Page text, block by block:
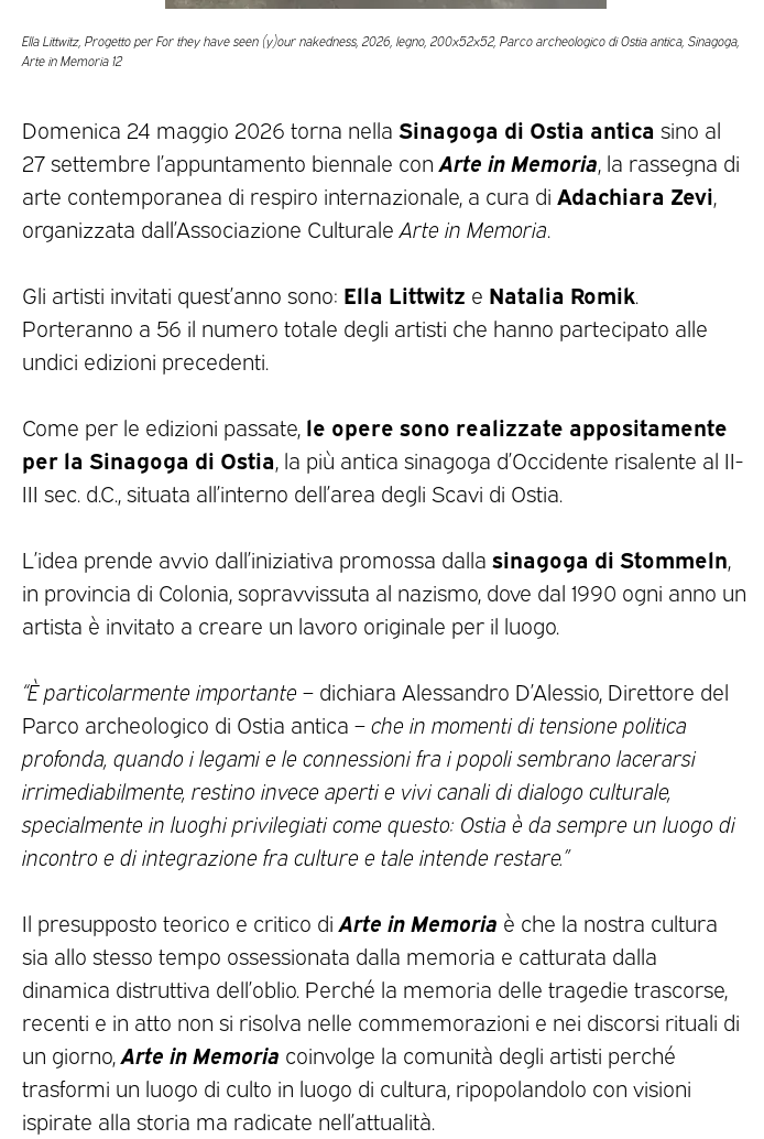
Ella Littwitz, Progetto per For they have seen (y)our nakedness, 2026, legno, 200x52x52, Parco archeologico di Ostia antica, Sinagoga,
Arte in Memoria 12
Domenica 24 maggio 2026 torna nella Sinagoga di Ostia antica sino al
27 settembre l’appuntamento biennale con Arte in Memoria , la rassegna di
arte contemporanea di respiro internazionale, a cura di Adachiara Zevi
organizzata dall’Associazione Culturale Arte in Memoria
Gli artisti invitati quest’anno sono: Ella Littwitz e Natalia Romik
Porteranno a 56 il numero totale degli artisti che hanno partecipato alle
undici edizioni precedenti.
Come per le edizioni passate, le opere sono realizzate appositamente
per la Sinagoga di Ostia , la più antica sinagoga d’Occidente risalente al II-
III sec. d.C., situata all’interno dell’area degli Scavi di Ostia.
L’idea prende avvio dall’iniziativa promossa dalla sinagoga di Stommeln
in provincia di Colonia, sopravvissuta al nazismo, dove dal 1990 ogni anno un
artista è invitato a creare un lavoro originale per il luogo.
“È particolarmente importante – dichiara Alessandro D’Alessio, Direttore del
Parco archeologico di Ostia antica –che in momenti di tensione politica
profonda, quando i legami e le connessioni fra i popoli sembrano lacerarsi
irrimediabilmente, restino invece aperti e vivi canali di dialogo culturale,
specialmente in luoghi privilegiati come questo: Ostia è da sempre un luogo di
incontro e di integrazione fra culture e tale intende restare.”
Il presupposto teorico e critico di Arte in Memoria è che la nostra cultura
sia allo stesso tempo ossessionata dalla memoria e catturata dalla
dinamica distruttiva dell’oblio. Perché la memoria delle tragedie trascorse,
recenti e in atto non si risolva nelle commemorazioni e nei discorsi rituali di
un giorno, Arte in Memoria coinvolge la comunità degli artisti perché
trasformi un luogo di culto in luogo di cultura, ripopolandolo con visioni
ispirate alla storia ma radicate nell’attualità.